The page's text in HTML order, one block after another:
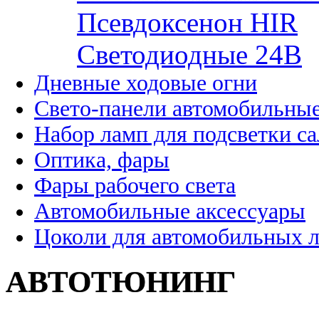
Псевдоксенон HIR
Cветодиодные 24B
Дневные ходовые огни
Свето-панели
Набор ламп для подсветки
Оптика, фары
Фары рабочего света
Автомобильные аксессуары
Цоколи для автомобильных
АВТОТЮНИНГ